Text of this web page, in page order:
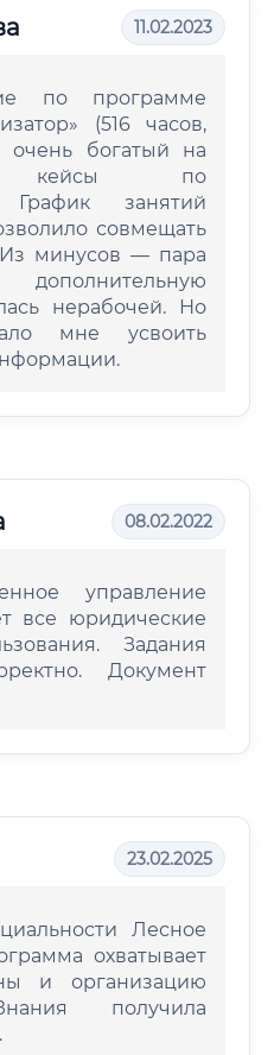
11.02.2023
по программе
(516 часов,
очень богатый на
кейсы по
График занятий
совмещать
минусов — пара
нерабочей. Но
мне усвоить
08.02.2022
управление
все юридические
Задания
Документ
23.02.2025
Лесное
охватывает
и организацию
получила